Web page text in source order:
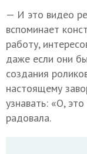
— И это видео
вспоминает
работу,
даже если они
создания
настоящему
узнавать: «О,
радовала.